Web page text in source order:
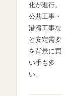
化が進行。
公共工事・
港湾工事な
ど安定需要
を背景に買
い手も多
い。